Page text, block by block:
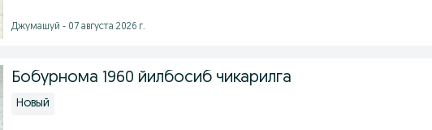
Джумашуй - 07 августа 2026 г.
Бобурнома 1960 йилбосиб чикарилга
Новый